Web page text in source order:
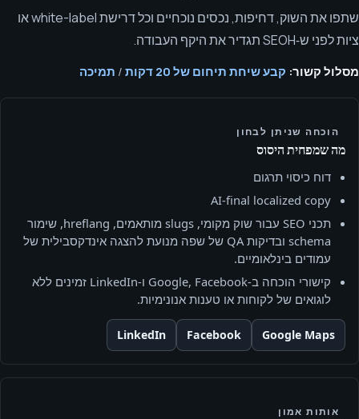
שתפו את השוק, דחיפות, נכסים נוכחיים וכל דרישת white-label או
ציות לפני ש‑SEOH תגדיר את היקף העבודה.
מסלול קשור: קבע שיחת תיחום של 20 דקות / תמיכה
הוכחה שניתן לבחון
מה שמפחית היסוס
דוח כיסוי תרגום
AI‑final localized copy
תכני SEO עבור שוק מקומי, slugs מותאמים, hreflang, שימור
schema ובדיקות QA של שפה מנועת להצגה אינדקסבילית של
עמודים בינלאומיים.
קישורי הוכחה ב‑Google, Facebook ו‑LinkedIn זמינים ללא
לוגואים של לקוחות או טענות אנונימיות.
Google Maps
Facebook
LinkedIn
אותות אמון